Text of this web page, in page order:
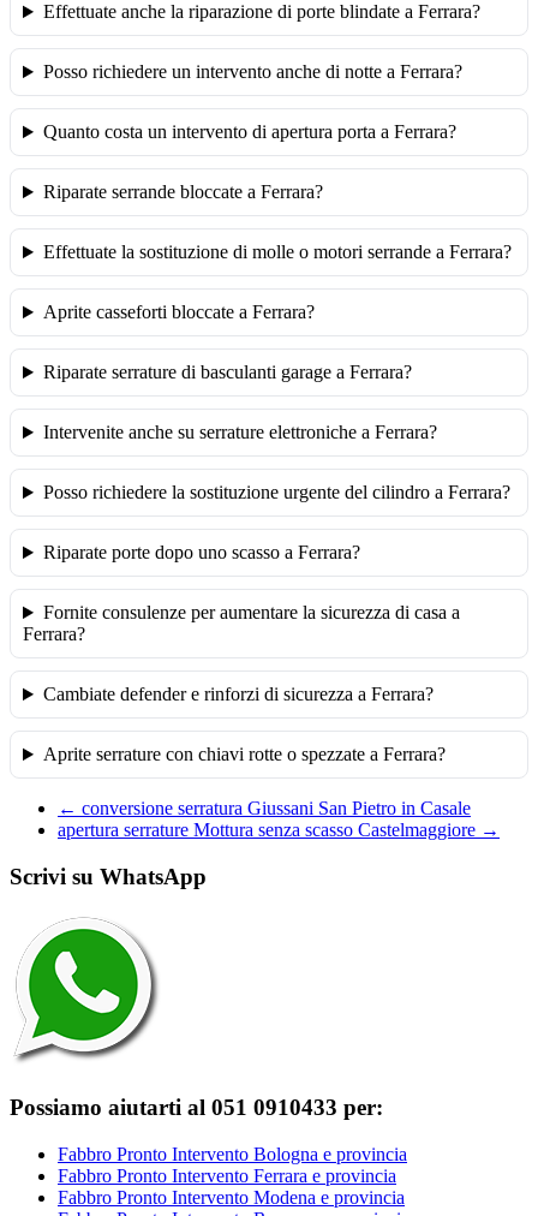
Effettuate anche la riparazione di porte blindate a Ferrara?
Posso richiedere un intervento anche di notte a Ferrara?
Quanto costa un intervento di apertura porta a Ferrara?
Riparate serrande bloccate a Ferrara?
Effettuate la sostituzione di molle o motori serrande a Ferrara?
Aprite casseforti bloccate a Ferrara?
Riparate serrature di basculanti garage a Ferrara?
Intervenite anche su serrature elettroniche a Ferrara?
Posso richiedere la sostituzione urgente del cilindro a Ferrara?
Riparate porte dopo uno scasso a Ferrara?
Fornite consulenze per aumentare la sicurezza di casa a
Ferrara?
Cambiate defender e rinforzi di sicurezza a Ferrara?
Aprite serrature con chiavi rotte o spezzate a Ferrara?
← conversione serratura Giussani San Pietro in Casale
apertura serrature Mottura senza scasso Castelmaggiore →
Scrivi su WhatsApp
Possiamo aiutarti al 051 0910433 per:
Fabbro Pronto Intervento Bologna e provincia
Fabbro Pronto Intervento Ferrara e provincia
Fabbro Pronto Intervento Modena e provincia